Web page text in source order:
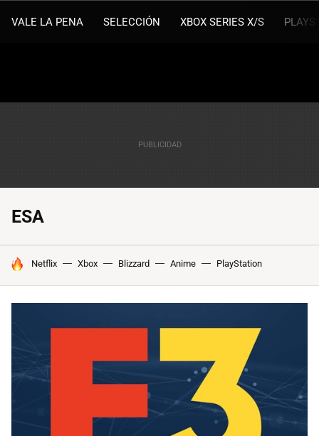
VALE LA PENA SELECCIÓN XBOX SERIES X/S
ESA
HOY SE HABLA DE
Netflix Xbox Blizzard Anime PlayStation